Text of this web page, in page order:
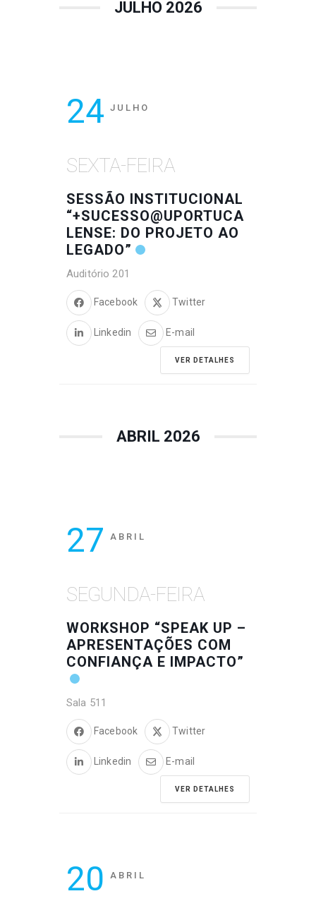
JULHO 2026
24 JULHO
SEXTA-FEIRA
SESSÃO INSTITUCIONAL
“+SUCESSO@UPORTUCA
LENSE: DO PROJETO AO
LEGADO”
Auditório 201
Facebook Twitter
Linkedin E-mail
VER DETALHES
ABRIL 2026
27 ABRIL
SEGUNDA-FEIRA
WORKSHOP “SPEAK UP –
APRESENTAÇÕES COM
CONFIANÇA E IMPACTO”
Sala 511
Facebook Twitter
Linkedin E-mail
VER DETALHES
20 ABRIL